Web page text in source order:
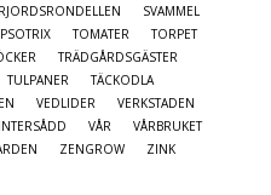
SVAMMEL
TOMATER
TORPET
TRÄDGÅRDSGÄSTER
TULPANER
TÄCKODLA
VEDLIDER
VERKSTADEN
VÅR
VÅRBRUKET
ZENGROW
ZINK